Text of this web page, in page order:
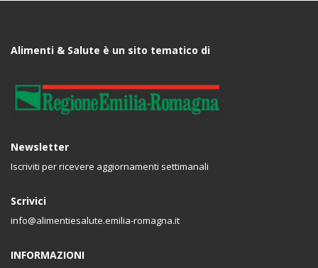
Alimenti & Salute è un sito tematico di
Newsletter
Iscriviti per ricevere aggiornamenti settimanali
Scrivici
info@alimentiesalute.emilia-romagna.it
INFORMAZIONI